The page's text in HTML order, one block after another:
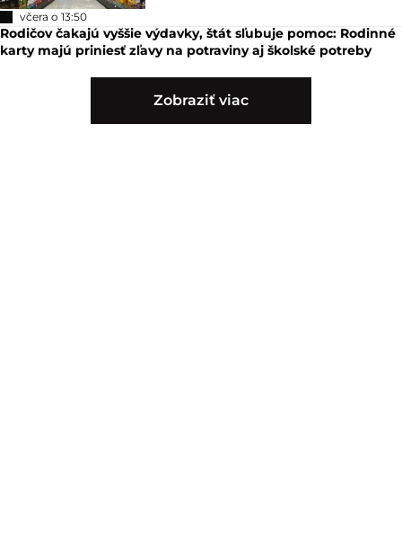
včera o 13:50
Rodičov čakajú vyššie výdavky, štát sľubuje pomoc: Rodinné
karty majú priniesť zľavy na potraviny aj školské potreby
Zobraziť viac